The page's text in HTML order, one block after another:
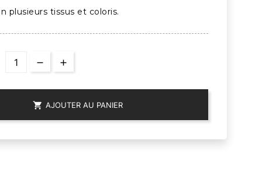
plusieurs tissus et coloris.
 AJOUTER AU PANIER